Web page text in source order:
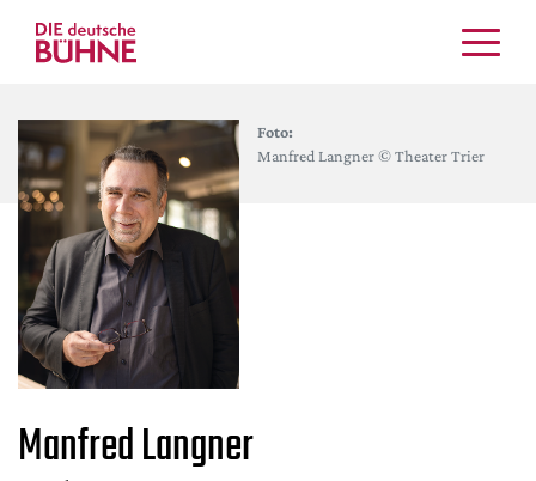
Schauspiel
Musiktheater
Tanz
Crossover
Bühnenwelt
Festivals & Veranstaltungen
Menschen & Theater
Themen
Internationales
Nachrufe
Foto:
Manfred Langner © Theater Trier
Manfred Langner